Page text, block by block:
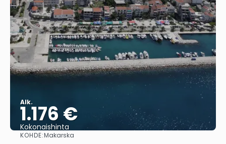
Alk.
1.176 €
Kokonaishinta
KOHDE:Makarska